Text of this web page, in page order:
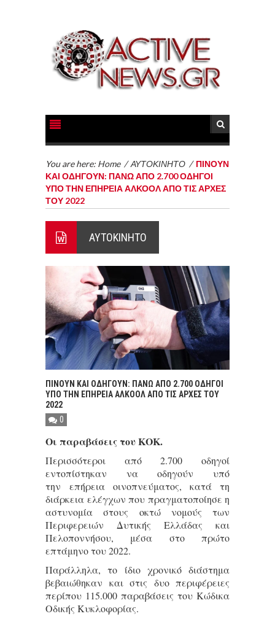
You are here: Home /ΑΥΤΟΚΙΝΗΤΟ / ΠΙΝΟΥΝ
ΚΑΙ ΟΔΗΓΟΥΝ: ΠΑΝΩ ΑΠΟ 2.700 ΟΔΗΓΟΙ
ΥΠΟ ΤΗΝ ΕΠΗΡΕΙΑ ΑΛΚΟΟΛ ΑΠΟ ΤΙΣ ΑΡΧΕΣ
ΤΟΥ 2022
ΑΥΤΟΚΙΝΗΤΟ
ΠΙΝΟΥΝ ΚΑΙ ΟΔΗΓΟΥΝ: ΠΑΝΩ ΑΠΟ 2.700 ΟΔΗΓΟΙ
ΥΠΟ ΤΗΝ ΕΠΗΡΕΙΑ ΑΛΚΟΟΛ ΑΠΟ ΤΙΣ ΑΡΧΕΣ ΤΟΥ
2022
0
Οι παραβάσεις του ΚΟΚ.
Περισσότεροι από 2.700 οδηγοί
εντοπίστηκαν να οδηγούν υπό
την επήρεια οινοπνεύματος, κατά τη
διάρκεια ελέγχων που πραγματοποίησε η
αστυνομία στους οκτώ νομούς των
Περιφερειών Δυτικής Ελλάδας και
Πελοποννήσου, μέσα στο πρώτο
επτάμηνο του 2022.
Παράλληλα, το ίδιο χρονικό διάστημα
βεβαιώθηκαν και στις δυο περιφέρειες
περίπου 115.000 παραβάσεις του Κώδικα
Οδικής Κυκλοφορίας.